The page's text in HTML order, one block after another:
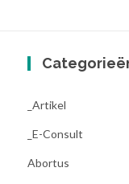
_Artikel
_E-Consult
Abortus